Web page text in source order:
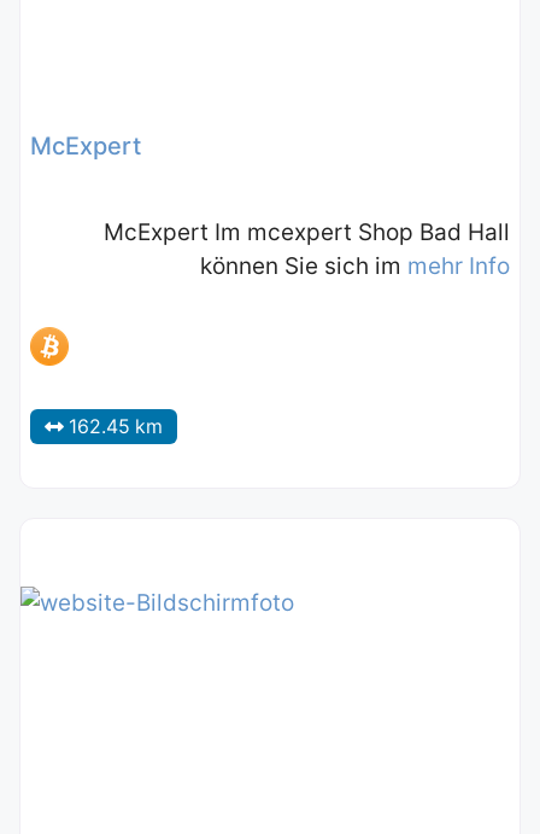
McExpert
McExpert Im mcexpert Shop Bad Hall
können Sie sich im mehr Info
162.45 km